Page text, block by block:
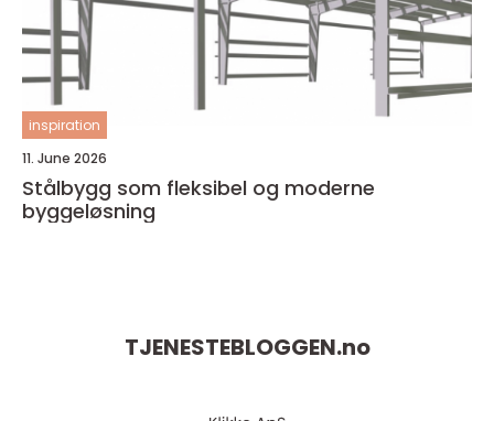
inspiration
11. June 2026
Stålbygg som fleksibel og moderne
byggeløsning
TJENESTEBLOGGEN.no